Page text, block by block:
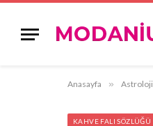
Anasayfa » Astroloji
KAHVE FALI SÖZLÜĞÜ